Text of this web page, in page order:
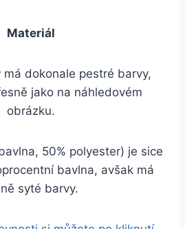
Materiál
má dokonale pestré barvy,
jako na náhledovém
obrázku.
50% polyester) je sice
bavlna, avšak má
syté barvy.